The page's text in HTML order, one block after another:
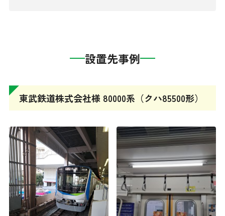
設置先事例
東武鉄道株式会社様 80000系（クハ85500形）